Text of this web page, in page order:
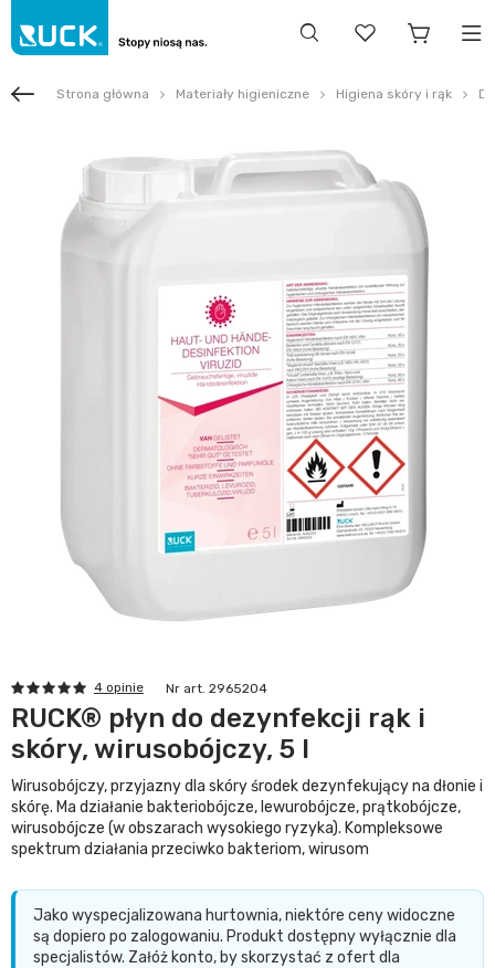
Strona główna Materiały higieniczne Higiena skóry i rąk
4 opinie Nr art. 2965204
RUCK® płyn do dezynfekcji rąk i
skóry, wirusobójczy, 5 l
Wirusobójczy, przyjazny dla skóry środek dezynfekujący na dłonie i
skórę. Ma działanie bakteriobójcze, lewurobójcze, prątkobójcze,
wirusobójcze (w obszarach wysokiego ryzyka). Kompleksowe
spektrum działania przeciwko bakteriom, wirusom
Jako wyspecjalizowana hurtownia, niektóre ceny widoczne
są dopiero po zalogowaniu. Produkt dostępny wyłącznie dla
specjalistów. Załóż konto, by skorzystać z ofert dla